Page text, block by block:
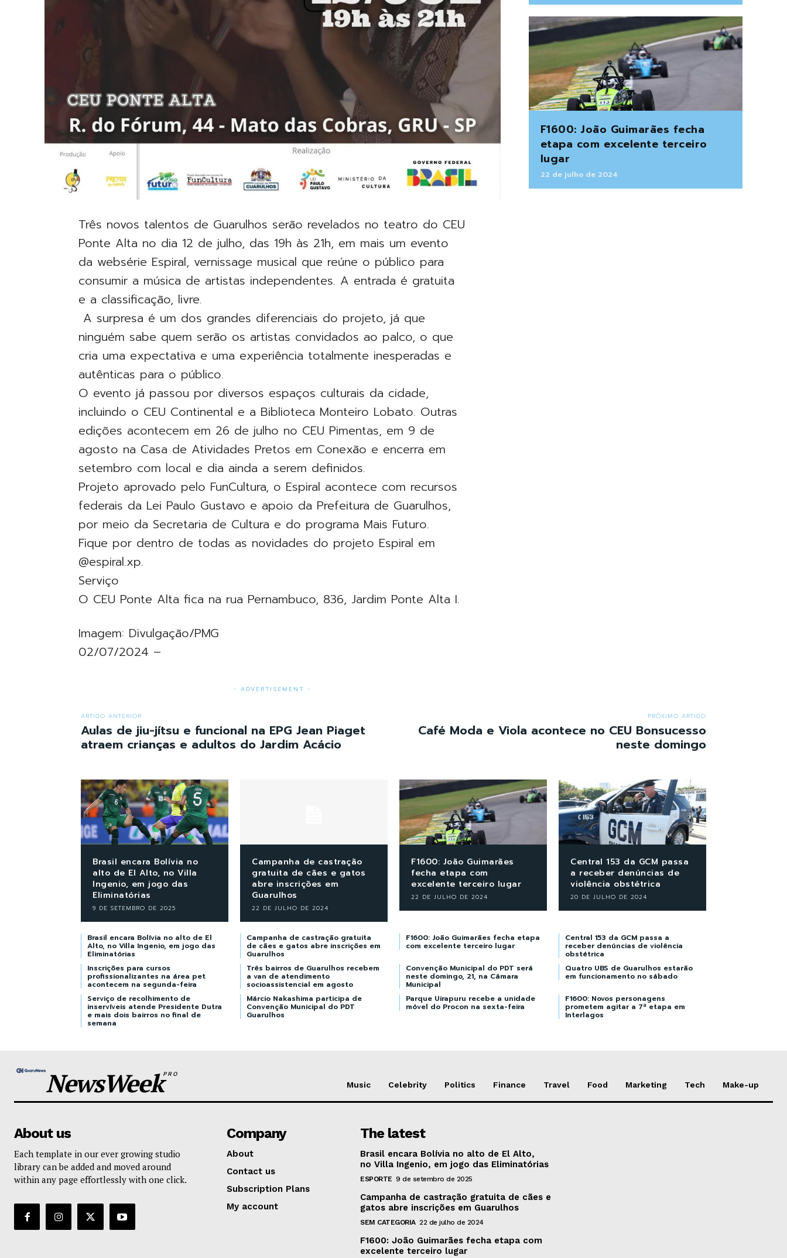
Três novos talentos de Guarulhos serão revelados no teatro do CEU
Ponte Alta no dia 12 de julho, das 19h às 21h, em mais um evento
da websérie Espiral, vernissage musical que reúne o público para
consumir a música de artistas independentes. A entrada é gratuita
e a classificação, livre.
A surpresa é um dos grandes diferenciais do projeto, já que
ninguém sabe quem serão os artistas convidados ao palco, o que
cria uma expectativa e uma experiência totalmente inesperadas e
autênticas para o público.
O evento já passou por diversos espaços culturais da cidade,
incluindo o CEU Continental e a Biblioteca Monteiro Lobato. Outras
edições acontecem em 26 de julho no CEU Pimentas, em 9 de
agosto na Casa de Atividades Pretos em Conexão e encerra em
setembro com local e dia ainda a serem definidos.
Projeto aprovado pelo FunCultura, o Espiral acontece com recursos
federais da Lei Paulo Gustavo e apoio da Prefeitura de Guarulhos,
por meio da Secretaria de Cultura e do programa Mais Futuro.
Fique por dentro de todas as novidades do projeto Espiral em
@espiral.xp.
Serviço
O CEU Ponte Alta fica na rua Pernambuco, 836, Jardim Ponte Alta I.
Imagem: Divulgação/PMG
02/07/2024 –
- ADVERTISEMENT -
F1600: João Guimarães fecha
etapa com excelente terceiro
lugar
22 de julho de 2024
ARTIGO ANTERIOR
Aulas de jiu-jítsu e funcional na EPG Jean Piaget
atraem crianças e adultos do Jardim Acácio
PRÓXIMO ARTIGO
Café Moda e Viola acontece no CEU Bonsucesso
neste domingo
Brasil encara Bolívia no
alto de El Alto, no Villa
Ingenio, em jogo das
Eliminatórias
9 DE SETEMBRO DE 2025
Campanha de castração
gratuita de cães e gatos
abre inscrições em
Guarulhos
22 DE JULHO DE 2024
F1600: João Guimarães
fecha etapa com
excelente terceiro lugar
22 DE JULHO DE 2024
Central 153 da GCM passa
a receber denúncias de
violência obstétrica
20 DE JULHO DE 2024
Brasil encara Bolívia no alto de El
Alto, no Villa Ingenio, em jogo das
Eliminatórias
Campanha de castração gratuita
de cães e gatos abre inscrições em
Guarulhos
F1600: João Guimarães fecha etapa
com excelente terceiro lugar
Central 153 da GCM passa a
receber denúncias de violência
obstétrica
Inscrições para cursos
profissionalizantes na área pet
acontecem na segunda-feira
Três bairros de Guarulhos recebem
a van de atendimento
socioassistencial em agosto
Convenção Municipal do PDT será
neste domingo, 21, na Câmara
Municipal
Quatro UBS de Guarulhos estarão
em funcionamento no sábado
Serviço de recolhimento de
inservíveis atende Presidente Dutra
e mais dois bairros no final de
semana
Márcio Nakashima participa de
Convenção Municipal do PDT
Guarulhos
Parque Uirapuru recebe a unidade
móvel do Procon na sexta-feira
F1600: Novos personagens
prometem agitar a 7ª etapa em
Interlagos
NewsWeekPRO
Music Celebrity Politics Finance Travel Food Marketing Tech Make-up
About us
Each template in our ever growing studio
library can be added and moved around
within any page effortlessly with one click.
Company
About
Contact us
Subscription Plans
My account
The latest
Brasil encara Bolívia no alto de El Alto,
no Villa Ingenio, em jogo das Eliminatórias
ESPORTE 9 de setembro de 2025
Campanha de castração gratuita de cães e
gatos abre inscrições em Guarulhos
SEM CATEGORIA 22 de julho de 2024
F1600: João Guimarães fecha etapa com
excelente terceiro lugar